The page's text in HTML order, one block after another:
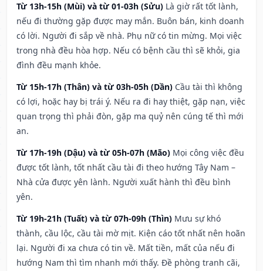
Từ 13h-15h (Mùi) và từ 01-03h (Sửu) Là giờ rất tốt lành,
nếu đi thường gặp được may mắn. Buôn bán, kinh doanh
có lời. Người đi sắp về nhà. Phụ nữ có tin mừng. Mọi việc
trong nhà đều hòa hợp. Nếu có bệnh cầu thì sẽ khỏi, gia
đình đều mạnh khỏe.
Từ 15h-17h (Thân) và từ 03h-05h (Dần) Cầu tài thì không
có lợi, hoặc hay bị trái ý. Nếu ra đi hay thiệt, gặp nạn, việc
quan trọng thì phải đòn, gặp ma quỷ nên cúng tế thì mới
an.
Từ 17h-19h (Dậu) và từ 05h-07h (Mão) Mọi công việc đều
được tốt lành, tốt nhất cầu tài đi theo hướng Tây Nam –
Nhà cửa được yên lành. Người xuất hành thì đều bình
yên.
Từ 19h-21h (Tuất) và từ 07h-09h (Thìn) Mưu sự khó
thành, cầu lộc, cầu tài mờ mịt. Kiện cáo tốt nhất nên hoãn
lại. Người đi xa chưa có tin về. Mất tiền, mất của nếu đi
hướng Nam thì tìm nhanh mới thấy. Đề phòng tranh cãi,